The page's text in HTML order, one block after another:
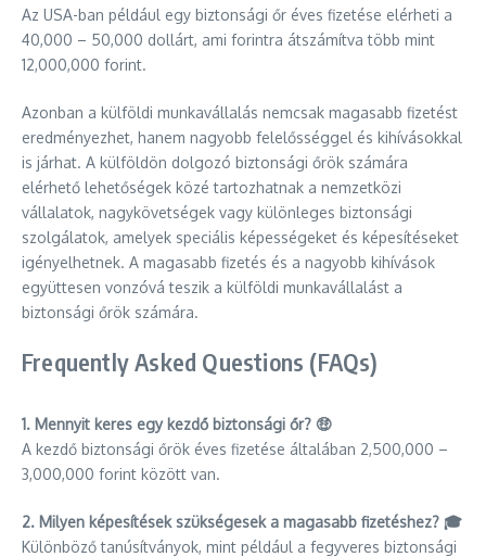
Az USA-ban például egy biztonsági őr éves fizetése elérheti a
40,000 – 50,000 dollárt, ami forintra átszámítva több mint
12,000,000 forint.
Azonban a külföldi munkavállalás nemcsak magasabb fizetést
eredményezhet, hanem nagyobb felelősséggel és kihívásokkal
is járhat. A külföldön dolgozó biztonsági őrök számára
elérhető lehetőségek közé tartozhatnak a nemzetközi
vállalatok, nagykövetségek vagy különleges biztonsági
szolgálatok, amelyek speciális képességeket és képesítéseket
igényelhetnek. A magasabb fizetés és a nagyobb kihívások
együttesen vonzóvá teszik a külföldi munkavállalást a
biztonsági őrök számára.
Frequently Asked Questions (FAQs)
1. Mennyit keres egy kezdő biztonsági őr? 🤑
A kezdő biztonsági őrök éves fizetése általában 2,500,000 –
3,000,000 forint között van.
2. Milyen képesítések szükségesek a magasabb fizetéshez? 🎓
Különböző tanúsítványok, mint például a fegyveres biztonsági